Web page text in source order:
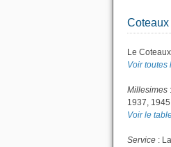
Le
Voir toutes
Millesimes
1937,
Voir le
Service :